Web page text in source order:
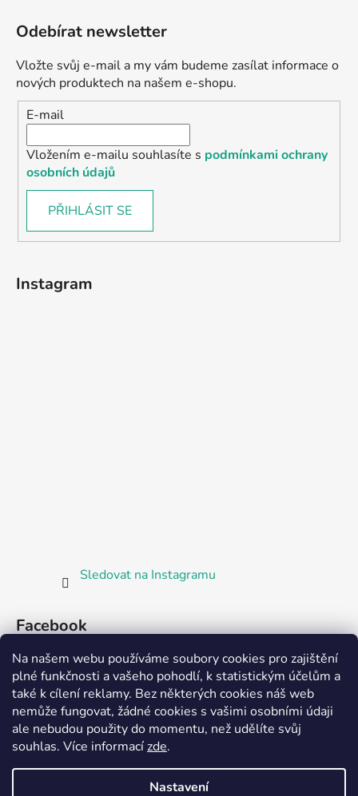
Na našem webu používáme soubory cookies pro zajištění
plné funkčnosti a vašeho pohodlí, k statistickým účelům a
také k cílení reklamy. Bez některých cookies náš web
nemůže fungovat, žádné cookies s vašimi osobními údaji
ale nebudou použity do momentu, než udělíte svůj
souhlas. Více informacízde.
Nastavení
Odebírat newsletter
Vložte svůj e-mail a my vám budeme zasílat informace o
nových produktech na našem e-shopu.
E-mail
Vložením e-mailu souhlasíte s podmínkami ochrany
osobních údajů
PŘIHLÁSIT SE
Instagram
Sledovat na Instagramu
Facebook
Partnerská prodejna Barefoot Plzeň